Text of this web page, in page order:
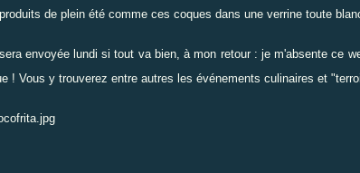
de plein été comme ces coques dans une verrine toute
sera envoyée lundi si tout va bien, à mon retour : je m'absente ce
! Vous y trouverez entre autres les événements culinaires et